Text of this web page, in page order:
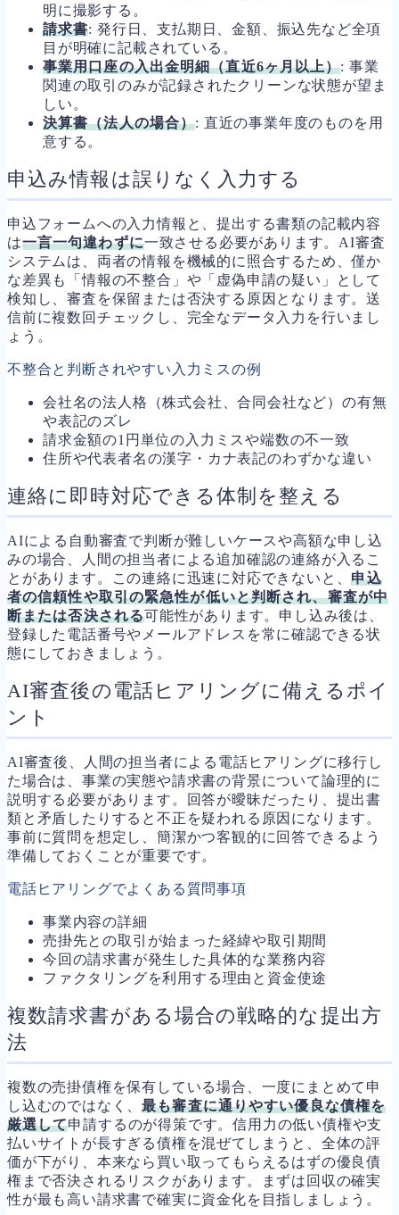
明に撮影する。
請求書: 発行日、支払期日、金額、振込先など全項
目が明確に記載されている。
事業用口座の入出金明細（直近6ヶ月以上）: 事業
関連の取引のみが記録されたクリーンな状態が望ま
しい。
決算書（法人の場合）: 直近の事業年度のものを用
意する。
申込み情報は誤りなく入力する
申込フォームへの入力情報と、提出する書類の記載内容
は一言一句違わずに一致させる必要があります。AI審査
システムは、両者の情報を機械的に照合するため、僅か
な差異も「情報の不整合」や「虚偽申請の疑い」として
検知し、審査を保留または否決する原因となります。送
信前に複数回チェックし、完全なデータ入力を行いまし
ょう。
不整合と判断されやすい入力ミスの例
会社名の法人格（株式会社、合同会社など）の有無
や表記のズレ
請求金額の1円単位の入力ミスや端数の不一致
住所や代表者名の漢字・カナ表記のわずかな違い
連絡に即時対応できる体制を整える
AIによる自動審査で判断が難しいケースや高額な申し込
みの場合、人間の担当者による追加確認の連絡が入るこ
とがあります。この連絡に迅速に対応できないと、申込
者の信頼性や取引の緊急性が低いと判断され、審査が中
断または否決される可能性があります。申し込み後は、
登録した電話番号やメールアドレスを常に確認できる状
態にしておきましょう。
AI審査後の電話ヒアリングに備えるポイ
ント
AI審査後、人間の担当者による電話ヒアリングに移行し
た場合は、事業の実態や請求書の背景について論理的に
説明する必要があります。回答が曖昧だったり、提出書
類と矛盾したりすると不正を疑われる原因になります。
事前に質問を想定し、簡潔かつ客観的に回答できるよう
準備しておくことが重要です。
電話ヒアリングでよくある質問事項
事業内容の詳細
売掛先との取引が始まった経緯や取引期間
今回の請求書が発生した具体的な業務内容
ファクタリングを利用する理由と資金使途
複数請求書がある場合の戦略的な提出方
法
複数の売掛債権を保有している場合、一度にまとめて申
し込むのではなく、最も審査に通りやすい優良な債権を
厳選して申請するのが得策です。信用力の低い債権や支
払いサイトが長すぎる債権を混ぜてしまうと、全体の評
価が下がり、本来なら買い取ってもらえるはずの優良債
権まで否決されるリスクがあります。まずは回収の確実
性が最も高い請求書で確実に資金化を目指しましょう。